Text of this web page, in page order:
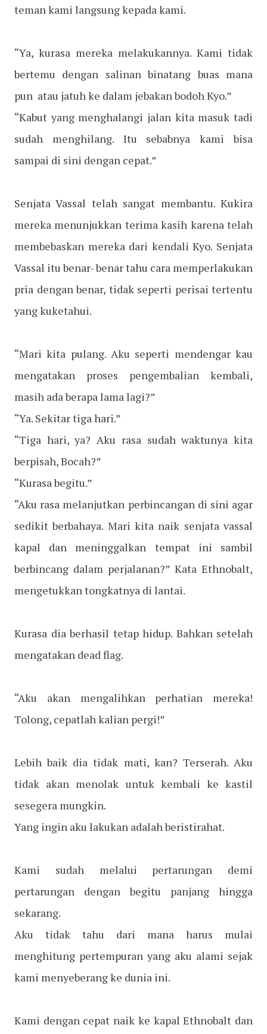
teman kami langsung kepada kami.
“Ya, kurasa mereka melakukannya. Kami tidak
bertemu dengan salinan binatang buas mana
pun atau jatuh ke dalam jebakan bodoh Kyo.”
“Kabut yang menghalangi jalan kita masuk tadi
sudah menghilang. Itu sebabnya kami bisa
sampai di sini dengan cepat.”
Senjata Vassal telah sangat membantu. Kukira
mereka menunjukkan terima kasih karena telah
membebaskan mereka dari kendali Kyo. Senjata
Vassal itu benar- benar tahu cara memperlakukan
pria dengan benar, tidak seperti perisai tertentu
yang kuketahui.
“Mari kita pulang. Aku seperti mendengar kau
mengatakan proses pengembalian kembali,
masih ada berapa lama lagi?”
“Ya. Sekitar tiga hari.”
“Tiga hari, ya? Aku rasa sudah waktunya kita
berpisah, Bocah?”
“Kurasa begitu.”
“Aku rasa melanjutkan perbincangan di sini agar
sedikit berbahaya. Mari kita naik senjata vassal
kapal dan meninggalkan tempat ini sambil
berbincang dalam perjalanan?” Kata Ethnobalt,
mengetukkan tongkatnya di lantai.
Kurasa dia berhasil tetap hidup. Bahkan setelah
mengatakan dead flag.
“Aku akan mengalihkan perhatian mereka!
Tolong, cepatlah kalian pergi!”
Lebih baik dia tidak mati, kan? Terserah. Aku
tidak akan menolak untuk kembali ke kastil
sesegera mungkin.
Yang ingin aku lakukan adalah beristirahat.
Kami sudah melalui pertarungan demi
pertarungan dengan begitu panjang hingga
sekarang.
Aku tidak tahu dari mana harus mulai
menghitung pertempuran yang aku alami sejak
kami menyeberang ke dunia ini.
Kami dengan cepat naik ke kapal Ethnobalt dan